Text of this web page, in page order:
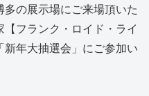
の展示場にご来場頂いた
フランク・ロイド・ライ
新年大抽選会」にご参加い